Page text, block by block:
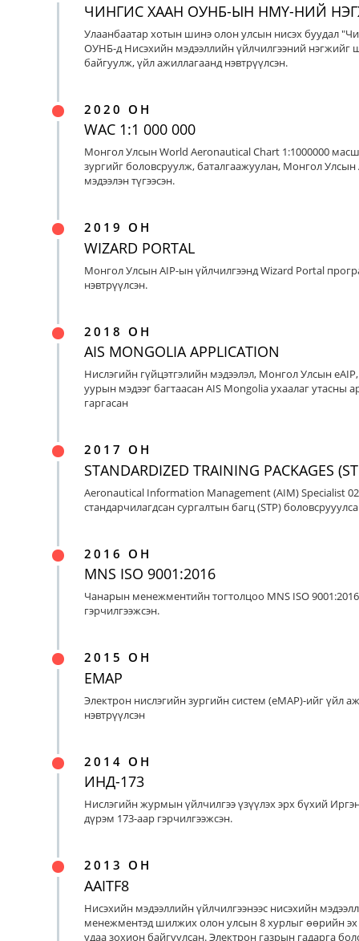
ЧИНГИС ХААН ОУНБ-ЫН НМҮ-НИЙ
Улаанбаатар хотын шинэ олон улсын нисэх буудал
ОУНБ-д Нисэхийн мэдээллийн үйлчилгээний нэгжийг
байгуулж, үйл ажиллагаанд нэвтрүүлсэн.
2020 ОН
WAC 1:1 000 000
Монгол Улсын World Aeronautical Chart 1:1000000
зургийг боловсруулж, баталгаажуулан, Монгол Улсын
мэдээлэн түгээсэн.
2019 ОН
WIZARD PORTAL
Монгол Улсын AIP-ын үйлчилгээнд Wizard Portal
нэвтрүүлсэн.
2018 ОН
AIS MONGOLIA APPLICATION
Нислэгийн гүйцэтгэлийн мэдээлэл, Монгол Улсын
уурын мэдээг багтаасан AIS Mongolia ухаалаг утасны
гаргасан
2017 ОН
STANDARDIZED TRAINING PACKAGES
Aeronautical Information Management (AIM) Specialist
стандарчилагдсан сургалтын багц (STP)
2016 ОН
MNS ISO 9001:2016
Чанарын менежментийн тогтолцоо MNS ISO
гэрчилгээжсэн.
2015 ОН
EMAP
Электрон нислэгийн зургийн систем (eMAP)-ийг үйл
нэвтрүүлсэн
2014 ОН
ИНД-173
Нислэгийн журмын үйлчилгээ үзүүлэх эрх бүхий
дүрэм 173-аар гэрчилгээжсэн.
2013 ОН
AAITF8
Нисэхийн мэдээллийн үйлчилгээнээс нисэхийн
менежментэд шилжих олон улсын 8 хурлыг өөрийн
удаа зохион байгуулсан. Электрон газрын гадарга